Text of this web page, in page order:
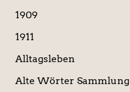
a
h
1909
1911
Alltagsleben
Alte Wörter Sammlung